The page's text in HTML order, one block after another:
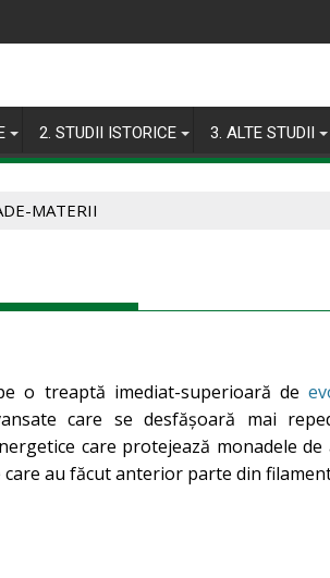
2. STUDII ISTORICE 3. ALTE STUDII
MATERII
o treaptă imediat-superioară de
care se desfășoară mai
care protejează monadele de
au făcut anterior parte din